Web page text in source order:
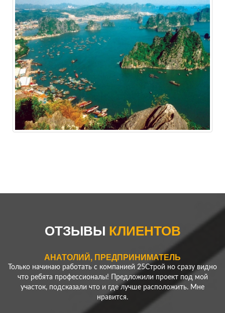
Дом для базы отдыха
test
ОТЗЫВЫ КЛИЕНТОВ
работы компании удивила! Превзошли все мои ожидания!
Спасибо!
АНАТОЛИЙ, ПРЕДПРИНИМАТЕЛЬ
Только начинаю работать с компанией 25Строй но сразу видно
что ребята профессионалы! Предложили проект под мой
участок, подсказали что и где лучше расположить. Мне
нравится.